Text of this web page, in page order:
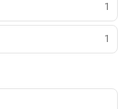
1
1